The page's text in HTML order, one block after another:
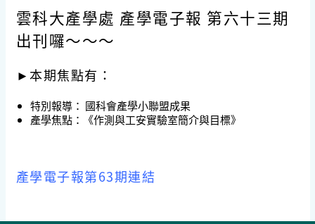
雲科大產學處 產學電子報 第六十三期
出刊囉～～～
►本期焦點有：
特別報導： 國科會產學小聯盟成果
產學焦點：
《作測與工安實驗室簡介與目標》
產學電子報第63期連結